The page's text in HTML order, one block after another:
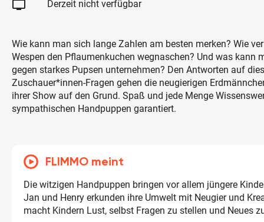
tv Derzeit nicht verfügbar
Wie kann man sich lange Zahlen am besten merken? Wie
Wespen den Pflaumenkuchen wegnaschen? Und was kann
gegen starkes Pupsen unternehmen? Den Antworten auf
Zuschauer*innen-Fragen gehen die neugierigen
ihrer Show auf den Grund. Spaß und jede Menge
sympathischen Handpuppen garantiert.
FLIMMO meint
Die witzigen Handpuppen bringen vor allem jüngere
Jan und Henry erkunden ihre Umwelt mit Neugier und
macht Kindern Lust, selbst Fragen zu stellen und Neues